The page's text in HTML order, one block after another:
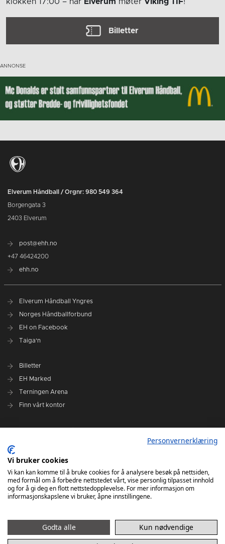
Billetter
Elverum Håndball / Orgnr: 980 549 364
Borgengata 3
2403 Elverum
post@ehh.no
+47 46424200
ehh.no
Elverum Håndball Yngres
Norges Håndballforbund
EH on Facebook
Taiga'n
Billetter
EH Marked
Terningen Arena
Finn vårt kontor
Administrasjonen i Elverum Håndball
Styre og utvalg
VARSLINGSRUTINER FOR ELVERUM HÅNDBALL
Personvernerklæring
Vi bruker cookies
Vi kan kan komme til å bruke cookies for å analysere besøk på nettsiden,
med formål om å forbedre nettstedet vårt, vise personlig tilpasset innhold
og for å gi deg en flott nettstedopplevelse. For mer informasjon om
informasjonskapslene vi bruker, åpne innstillingene.
Godta alle
Kun nødvendige